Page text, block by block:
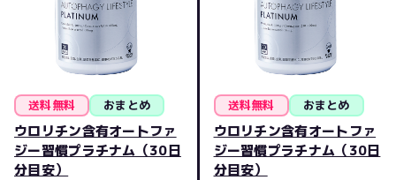
送料無料 おまとめ
ウロリチン含有オートファ
ジー習慣プラチナム（30日
分目安）
送料無料 おまとめ
ウロリチン含有オートファ
ジー習慣プラチナム（30日
分目安）